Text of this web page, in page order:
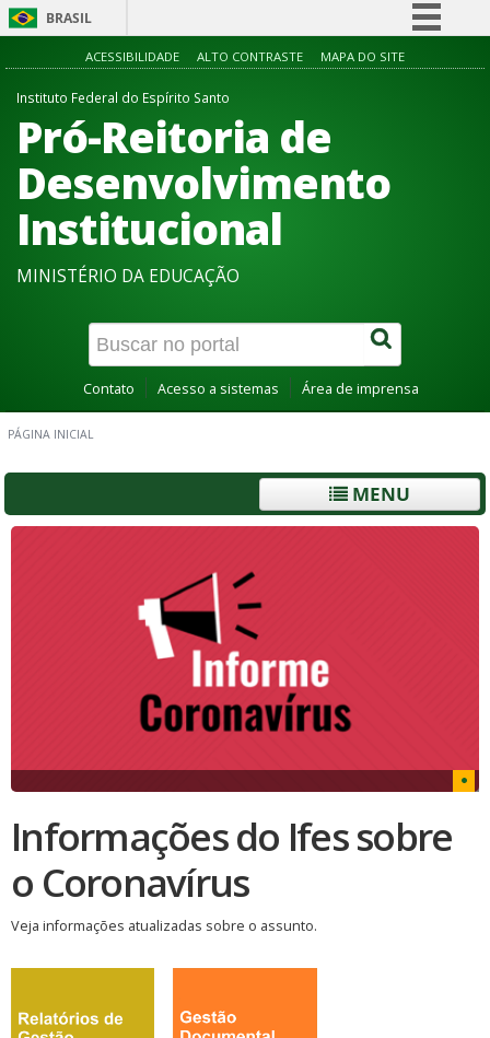
BRASIL
Simplifique!
Acesso à informação
Legislação
ACESSIBILIDADE ALTO CONTRASTE MAPA DO SITE
Instituto Federal do Espírito Santo
Pró-Reitoria de
Desenvolvimento
Institucional
MINISTÉRIO DA EDUCAÇÃO
Contato Acesso a sistemas Área de imprensa
PÁGINA INICIAL
MENU
Informações do Ifes sobre
o Coronavírus
Veja informações atualizadas sobre o assunto.